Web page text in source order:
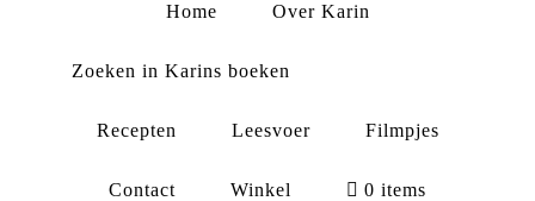
Home Over Karin
Zoeken in Karins boeken
Recepten Leesvoer Filmpjes
Contact Winkel 0 items